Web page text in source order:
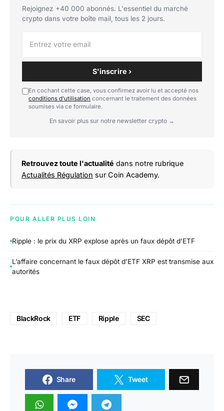
Rejoignez +40 000 abonnés. L'essentiel du marché
crypto dans votre boîte mail, tous les 2 jours.
S'inscrire ›
En cochant cette case, vous confirmez avoir lu et accepté nos
conditions d'utilisation concernant le traitement des données
soumises via ce formulaire.
En savoir plus sur notre newsletter crypto →
Retrouvez toute l'actualité dans notre rubrique
Actualités Régulation sur Coin Academy.
POUR ALLER PLUS LOIN
Ripple : le prix du XRP explose après un faux dépôt d’ETF
L’affaire concernant le faux dépôt d’ETF XRP est transmise aux
autorités
BlackRock ETF Ripple SEC
Share Tweet